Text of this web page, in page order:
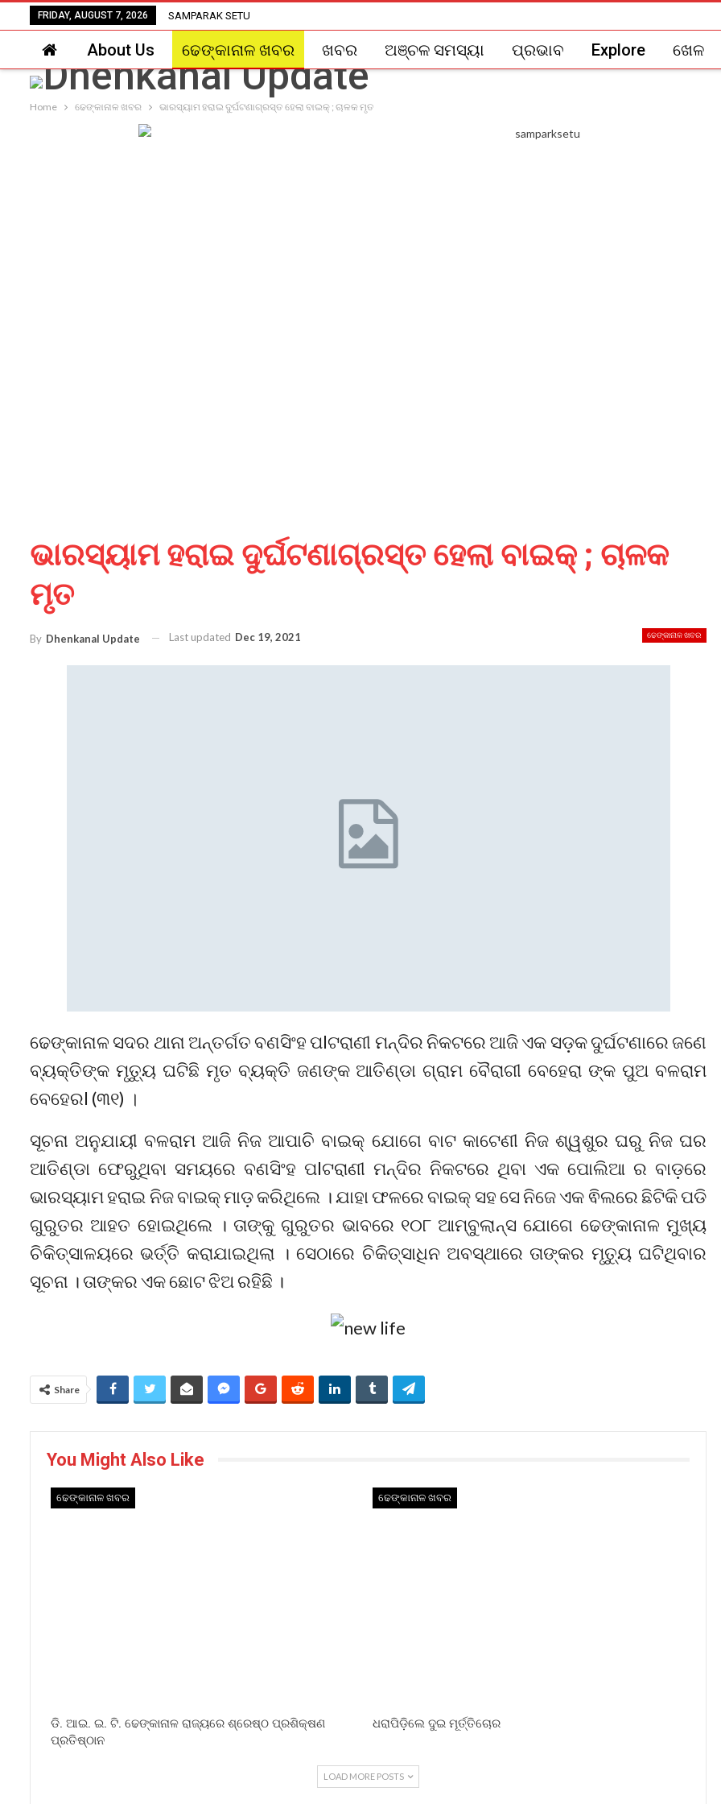
FRIDAY, AUGUST 7, 2026 SAMPARAK SETU
About Us ଢେଙ୍କାନାଳ ଖବର ଖବର ଅଞ୍ଚଳ ସମସ୍ୟା ପ୍ରଭାବ Explore ଖେଳ
Home ଢେଙ୍କାନାଳ ଖବର ଭାରସ୍ୟାମ ହରାଇ ଦୁର୍ଘଟଣାଗ୍ରସ୍ତ ହେଲା ବାଇକ୍ ; ଚାଳକ ମୃତ
ଭାରସ୍ୟାମ ହରାଇ ଦୁର୍ଘଟଣାଗ୍ରସ୍ତ ହେଲା ବାଇକ୍ ; ଚାଳକ
ମୃତ
ଢେଙ୍କାନାଳ ଖବର
By Dhenkanal Update Last updated Dec 19, 2021
ଢେଙ୍କାନାଳ ସଦର ଥାନା ଅନ୍ତର୍ଗତ ବଣସିଂହ ପlଟରାଣୀ ମନ୍ଦିର ନିକଟରେ ଆଜି ଏକ ସଡ଼କ ଦୁର୍ଘଟଣାରେ ଜଣେ
ବ୍ୟକ୍ତିଙ୍କ ମୃତ୍ୟୁ ଘଟିଛି ମୃତ ବ୍ୟକ୍ତି ଜଣଙ୍କ ଆତିଣ୍ଡା ଗ୍ରାମ ବୈରାଗୀ ବେହେରା ଙ୍କ ପୁଅ ବଳରାମ
ବେହେରl (୩୧) ।
ସୂଚନା ଅନୁଯାୟୀ ବଳରାମ ଆଜି ନିଜ ଆପାଚି ବାଇକ୍ ଯୋଗେ ବାଟ କାଟେଣୀ ନିଜ ଶ୍ୱଶୁର ଘରୁ ନିଜ ଘର
ଆତିଣ୍ଡା ଫେରୁଥିବା ସମୟରେ ବଣସିଂହ ପlଟରାଣୀ ମନ୍ଦିର ନିକଟରେ ଥିବା ଏକ ପୋଲିଆ ର ବାଡ଼ରେ
ଭାରସ୍ୟାମ ହରାଇ ନିଜ ବାଇକ୍ ମାଡ଼ କରିଥିଲେ । ଯାହା ଫଳରେ ବାଇକ୍ ସହ ସେ ନିଜେ ଏକ ଵିଲରେ ଛିଟିକି ପଡି
ଗୁରୁତର ଆହତ ହୋଇଥିଲେ । ତାଙ୍କୁ ଗୁରୁତର ଭାବରେ ୧୦୮ ଆମ୍ବୁଲାନ୍ସ ଯୋଗେ ଢେଙ୍କାନାଳ ମୁଖ୍ୟ
ଚିକିତ୍ସାଳୟରେ ଭର୍ତ୍ତି କରାଯାଇଥିଲା । ସେଠାରେ ଚିକିତ୍ସାଧିନ ଅବସ୍ଥାରେ ତାଙ୍କର ମୃତ୍ୟୁ ଘଟିଥିବାର
ସୂଚନା । ତାଙ୍କର ଏକ ଛୋଟ ଝିଅ ରହିଛି ।
Share
You Might Also Like
ଢେଙ୍କାନାଳ ଖବର
ଡି. ଆଇ. ଇ. ଟି. ଢେଙ୍କାନାଳ ରାଜ୍ୟରେ ଶ୍ରେଷ୍ଠ ପ୍ରଶିକ୍ଷଣ
ପ୍ରତିଷ୍ଠାନ
ଢେଙ୍କାନାଳ ଖବର
ଧରାପିଡ଼ିଲେ ଦୁଇ ମୂର୍ତ୍ତିଚୋର
LOAD MORE POSTS